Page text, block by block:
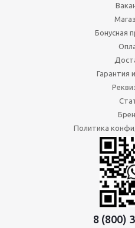
Бонусная
Гарантия
Политика
8 (800)